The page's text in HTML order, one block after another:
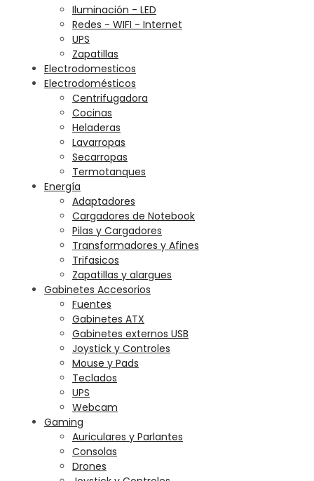
Iluminación - LED
Redes - WIFI - Internet
UPS
Zapatillas
Electrodomesticos
Electrodomésticos
Centrifugadora
Cocinas
Heladeras
Lavarropas
Secarropas
Termotanques
Energía
Adaptadores
Cargadores de Notebook
Pilas y Cargadores
Transformadores y Afines
Trifasicos
Zapatillas y alargues
Gabinetes Accesorios
Fuentes
Gabinetes ATX
Gabinetes externos USB
Joystick y Controles
Mouse y Pads
Teclados
UPS
Webcam
Gaming
Auriculares y Parlantes
Consolas
Drones